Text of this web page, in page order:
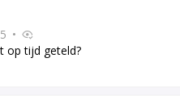
•
op tijd geteld?